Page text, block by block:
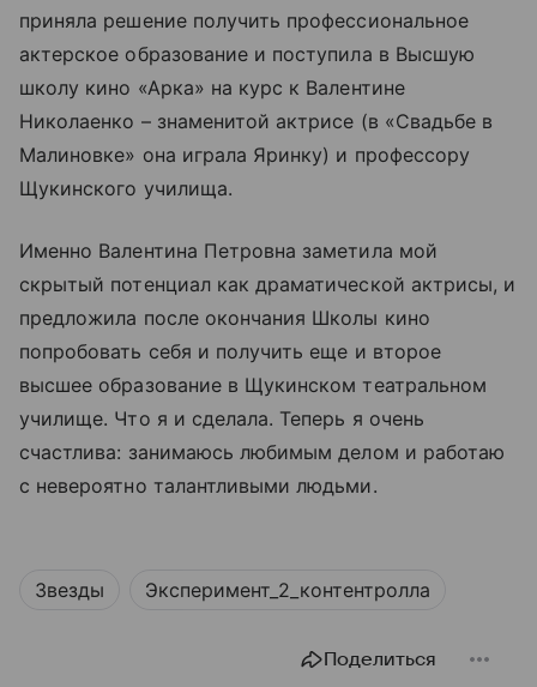
приняла решение получить профессиональное
актерское образование и поступила в Высшую
школу кино «Арка» на курс к Валентине
Николаенко – знаменитой актрисе (в «Свадьбе в
Малиновке» она играла Яринку) и профессору
Щукинского училища.
Именно Валентина Петровна заметила мой
скрытый потенциал как драматической актрисы, и
предложила после окончания Школы кино
попробовать себя и получить еще и второе
высшее образование в Щукинском театральном
училище. Что я и сделала. Теперь я очень
счастлива: занимаюсь любимым делом и работаю
с невероятно талантливыми людьми.
Звезды Эксперимент_2_контентролла
Поделиться